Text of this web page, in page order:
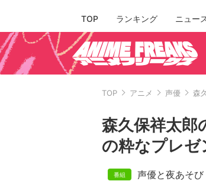
TOP ランキング ニュー
TOP アニメ 声優 森
森久保祥太郎
の粋なプレゼ
声優と夜あそび